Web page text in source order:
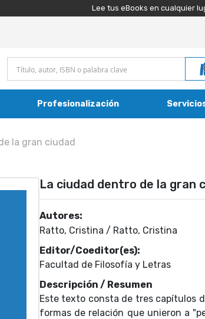
Lee tus eBooks en cualquier
Profesionalización
la gran ciudad
La ciudad dentro de la gran
Autores:
Ratto, Cristina / Ratto, Cristina
Editor/Coeditor(es):
Facultad de Filosofía y Letras
Descripción / Resumen
Este texto consta de tres capítulos
formas de relación que unieron a